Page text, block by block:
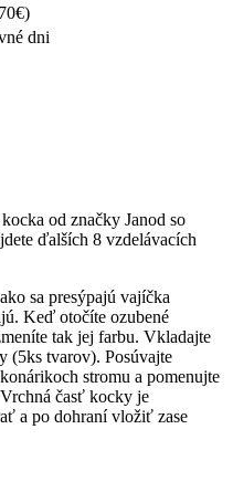
dni
od značky Janod so
ďalších 8 vzdelávacích
sa presýpajú vajíčka
Keď otočíte ozubené
tak jej farbu. Vkladajte
(5ks tvarov). Posúvajte
stromu a pomenujte
časť kocky je
a po dohraní vložiť zase